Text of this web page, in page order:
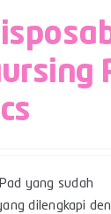
yang sudah
dilengkapi